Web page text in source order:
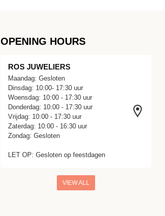
OPENING HOURS
ROS JUWELIERS
Maandag: Gesloten
Dinsdag: 10:00- 17:30 uur
Woensdag: 10:00 - 17:30 uur
Donderdag: 10:00 - 17:30 uur
Vrijdag: 10:00 - 17:30 uur
Zaterdag: 10:00 - 16:30 uur
Zondag: Gesloten
LET OP: Gesloten op feestdagen
VIEW ALL